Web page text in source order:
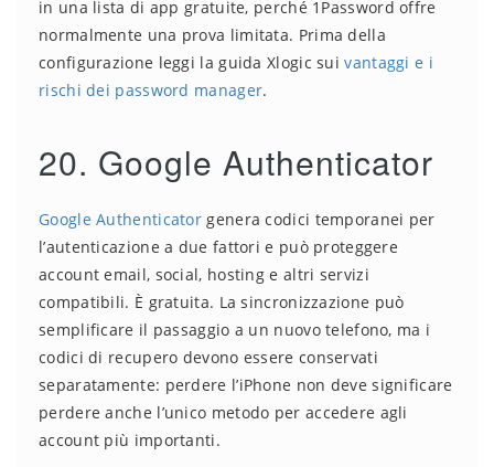
in una lista di app gratuite, perché 1Password offre
normalmente una prova limitata. Prima della
configurazione leggi la guida Xlogic suivantaggi e i
rischi dei password manager.
20. Google Authenticator
Google Authenticator genera codici temporanei per
l’autenticazione a due fattori e può proteggere
account email, social, hosting e altri servizi
compatibili. È gratuita. La sincronizzazione può
semplificare il passaggio a un nuovo telefono, ma i
codici di recupero devono essere conservati
separatamente: perdere l’iPhone non deve significare
perdere anche l’unico metodo per accedere agli
account più importanti.